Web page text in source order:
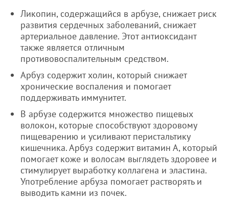
Ликопин, содержащийся в арбузе, снижает риск
развития сердечных заболеваний, снижает
артериальное давление. Этот антиоксидант
также является отличным
противовоспалительным средством.
Арбуз содержит холин, который снижает
хронические воспаления и помогает
поддерживать иммунитет.
В арбузе содержится множество пищевых
волокон, которые способствуют здоровому
пищеварению и усиливают перистальтику
кишечника. Арбуз содержит витамин А, который
помогает коже и волосам выглядеть здоровее и
стимулирует выработку коллагена и эластина.
Употребление арбуза помогает растворять и
выводить камни из почек.